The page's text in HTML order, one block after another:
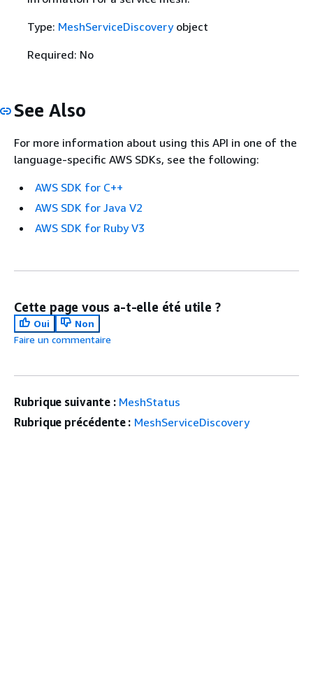
Type: MeshServiceDiscoveryobject
Required: No
See Also
For more information about using this API in one of the
language-specific AWS SDKs, see the following:
AWS SDK for C++
AWS SDK for Java V2
AWS SDK for Ruby V3
Cette page vous a-t-elle été utile ?
Oui
Non
Faire un commentaire
Rubrique suivante : MeshStatus
Rubrique précédente : MeshServiceDiscovery